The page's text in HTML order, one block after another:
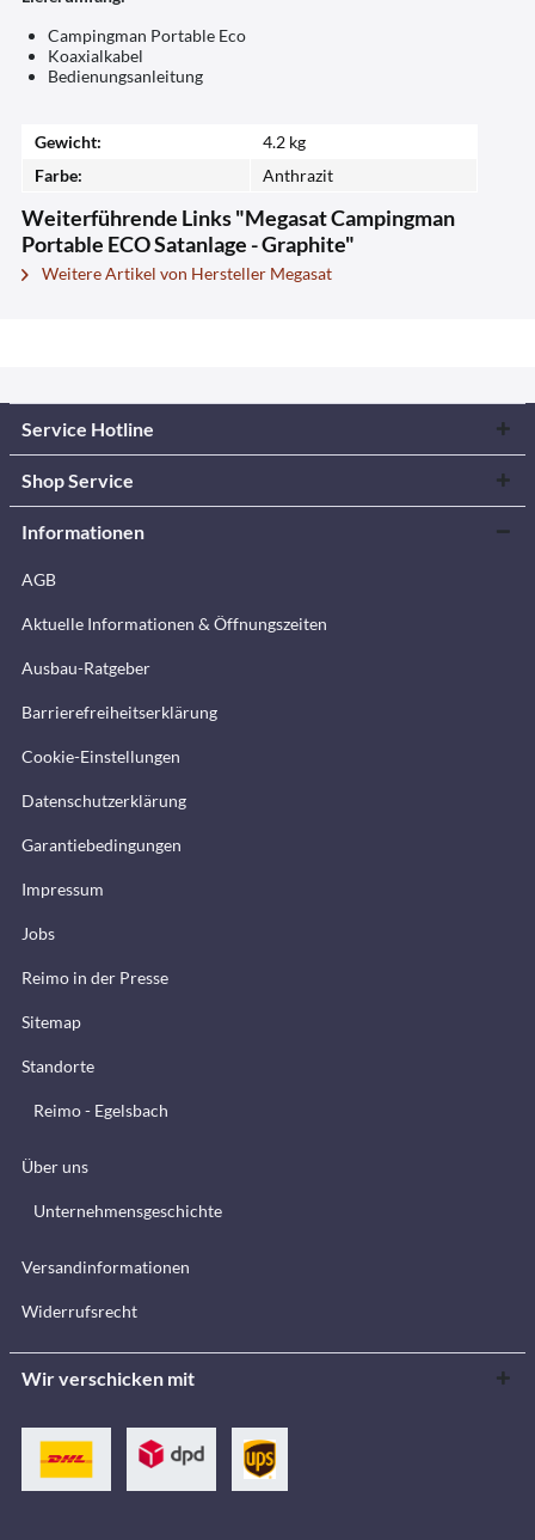
Campingman Portable Eco
Koaxialkabel
Bedienungsanleitung
Gewicht:
4.2 kg
Farbe:
Anthrazit
Weiterführende Links "Megasat Campingman
Portable ECO Satanlage - Graphite"
Weitere Artikel von Hersteller Megasat
Service Hotline
Shop Service
Informationen
AGB
Aktuelle Informationen & Öffnungszeiten
Ausbau-Ratgeber
Barrierefreiheitserklärung
Cookie-Einstellungen
Datenschutzerklärung
Garantiebedingungen
Impressum
Jobs
Reimo in der Presse
Sitemap
Standorte
Reimo - Egelsbach
Über uns
Unternehmensgeschichte
Versandinformationen
Widerrufsrecht
Wir verschicken mit